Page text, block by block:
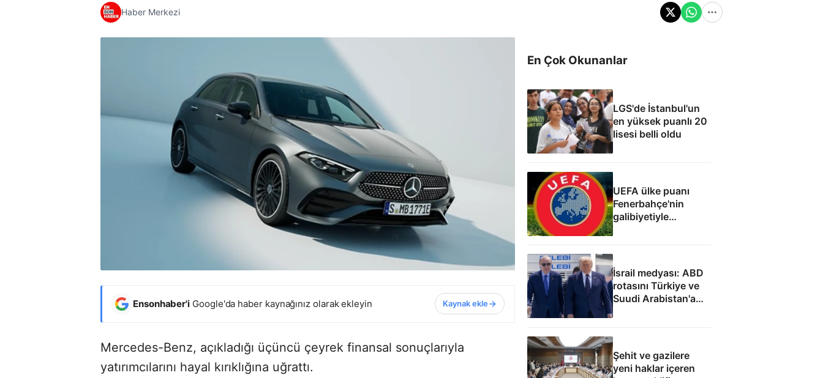
Haber Merkezi
Ensonhaber'i Google'da haber kaynağınız olarak ekleyin Kaynak ekle
Mercedes-Benz, açıkladığı üçüncü çeyrek finansal sonuçlarıyla
yatırımcılarını hayal kırıklığına uğrattı.
En Çok Okunanlar
LGS'de İstanbul'un
en yüksek puanlı 20
lisesi belli oldu
UEFA ülke puanı
Fenerbahçe'nin
galibiyetiyle
güncellendi
İsrail medyası: ABD
rotasını Türkiye ve
Suudi Arabistan'a
çevirdi
Şehit ve gazilere
yeni haklar içeren